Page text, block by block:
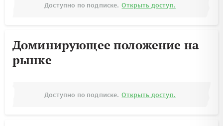
Доступно по подписке. Открыть доступ.
Доминирующее положение на
рынке
Доступно по подписке. Открыть доступ.